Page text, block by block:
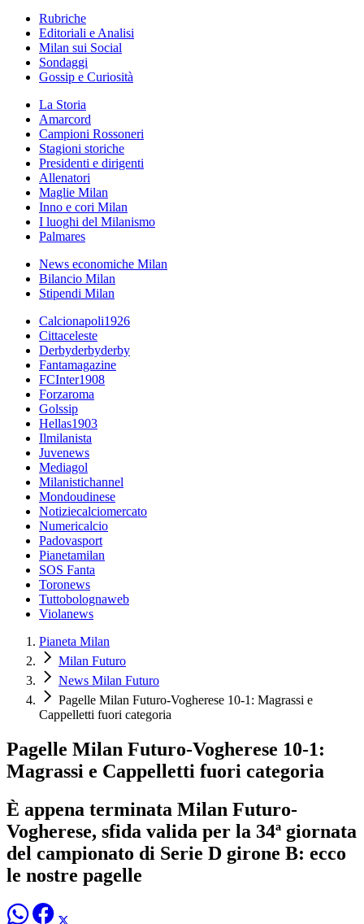
Rubriche
Editoriali e Analisi
Milan sui Social
Sondaggi
Gossip e Curiosità
La Storia
Amarcord
Campioni Rossoneri
Stagioni storiche
Presidenti e dirigenti
Allenatori
Maglie Milan
Inno e cori Milan
I luoghi del Milanismo
Palmares
News economiche Milan
Bilancio Milan
Stipendi Milan
Calcionapoli1926
Cittaceleste
Derbyderbyderby
Fantamagazine
FCInter1908
Forzaroma
Golssip
Hellas1903
Ilmilanista
Juvenews
Mediagol
Milanistichannel
Mondoudinese
Notiziecalciomercato
Numericalcio
Padovasport
Pianetamilan
SOS Fanta
Toronews
Tuttobolognaweb
Violanews
Pianeta Milan
Milan Futuro
News Milan Futuro
Pagelle Milan Futuro-Vogherese 10-1: Magrassi e
Cappelletti fuori categoria
Pagelle Milan Futuro-Vogherese 10-1:
Magrassi e Cappelletti fuori categoria
È appena terminata Milan Futuro-
Vogherese, sfida valida per la 34ª giornata
del campionato di Serie D girone B: ecco
le nostre pagelle